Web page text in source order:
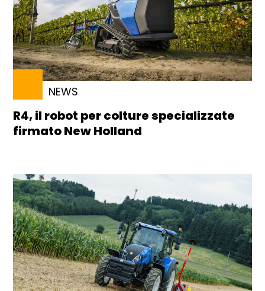
NEWS
R4, il robot per colture specializzate
firmato New Holland